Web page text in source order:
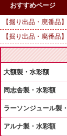
おすすめページ
【掘り出品・廃番品
【掘り出品・廃番品
大額製・水彩額
同志舎製・水彩額
ラーソンジュール製
アルナ製・水彩額